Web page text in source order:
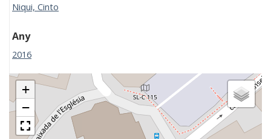
Niqui, Cinto
Any
2016
+
−